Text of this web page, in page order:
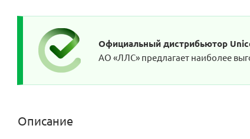
Официальный дистрибьютор
АО «ЛЛС» предлагает наиболее
Описание